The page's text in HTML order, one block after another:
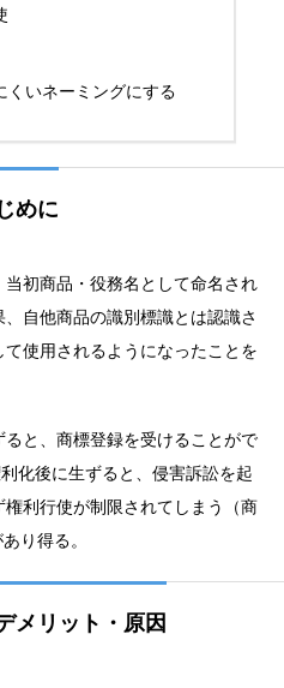
くいネーミングにする
めに
初商品・役務名として命名され
自他商品の識別標識とは認識さ
使用されるようになったことを
と、商標登録を受けることがで
化後に生ずると、侵害訴訟を起
利行使が制限されてしまう（商
り得る。
メリット・原因